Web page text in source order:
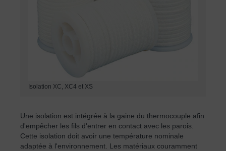
Isolation XC, XC4 et XS
Une isolation est intégrée à la gaine du thermocouple afin
d'empêcher les fils d'entrer en contact avec les parois.
Cette isolation doit avoir une température nominale
adaptée à l'environnement. Les matériaux couramment